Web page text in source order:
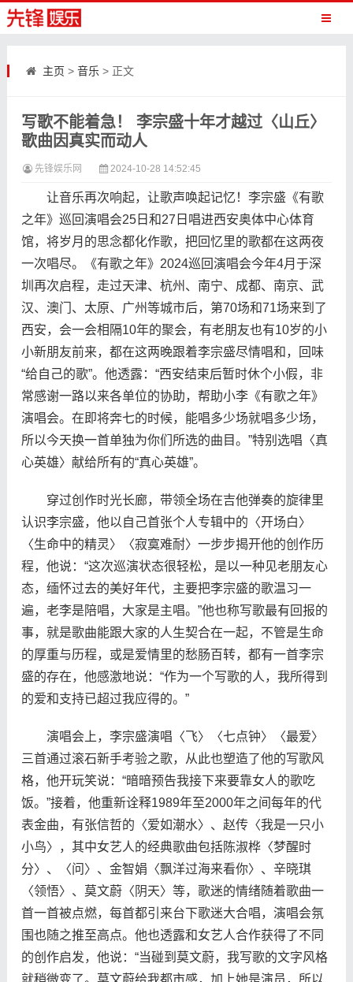
主页 > 音乐 > 正文
写歌不能着急！ 李宗盛十年才越过〈山丘〉
歌曲因真实而动人
先锋娱乐网 2024-10-28 14:52:45
让音乐再次响起，让歌声唤起记忆！李宗盛《有歌
之年》巡回演唱会25日和27日唱进西安奥体中心体育
馆，将岁月的思念都化作歌，把回忆里的歌都在这两夜
一次唱尽。《有歌之年》2024巡回演唱会今年4月于深
圳再次启程，走过天津、杭州、南宁、成都、南京、武
汉、澳门、太原、广州等城市后，第70场和71场来到了
西安，会一会相隔10年的聚会，有老朋友也有10岁的小
小新朋友前来，都在这两晚跟着李宗盛尽情唱和，回味
“给自己的歌”。他透露：“西安结束后暂时休个小假，非
常感谢一路以来各单位的协助，帮助小李《有歌之年》
演唱会。在即将奔七的时候，能唱多少场就唱多少场，
所以今天换一首单独为你们所选的曲目。”特别选唱〈真
心英雄〉献给所有的“真心英雄”。
穿过创作时光长廊，带领全场在吉他弹奏的旋律里
认识李宗盛，他以自己首张个人专辑中的〈开场白〉
〈生命中的精灵〉〈寂寞难耐〉一步步揭开他的创作历
程，他说：“这次巡演状态很轻松，是以一种见老朋友心
态，缅怀过去的美好年代，主要把李宗盛的歌温习一
遍，老李是陪唱，大家是主唱。”他也称写歌最有回报的
事，就是歌曲能跟大家的人生契合在一起，不管是生命
的厚重与历程，或是爱情里的愁肠百转，都有一首李宗
盛的存在，他感激地说：“作为一个写歌的人，我所得到
的爱和支持已超过我应得的。”
演唱会上，李宗盛演唱〈飞〉〈七点钟〉〈最爱〉
三首通过滚石新手考验之歌，从此也塑造了他的写歌风
格，他开玩笑说：“暗暗预告我接下来要靠女人的歌吃
饭。”接着，他重新诠释1989年至2000年之间每年的代
表金曲，有张信哲的〈爱如潮水〉、赵传〈我是一只小
小鸟〉，其中女艺人的经典歌曲包括陈淑桦〈梦醒时
分〉、〈问〉、金智娟〈飘洋过海来看你〉、辛晓琪
〈领悟〉、莫文蔚〈阴天〉等，歌迷的情绪随着歌曲一
首一首被点燃，每首都引来台下歌迷大合唱，演唱会氛
围也随之推至高点。他也透露和女艺人合作获得了不同
的创作启发，他说：“当碰到莫文蔚，我写歌的文字风格
就稍微变了。莫文蔚给我都市感，加上她是演员，所以